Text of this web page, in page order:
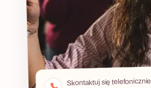
Skontaktuj się telefonicznie